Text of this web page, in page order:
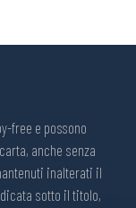
free e possono
anche senza
inalterati il
sotto il titolo,